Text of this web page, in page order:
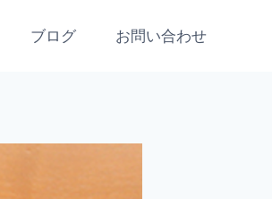
ブログ お問い合わせ